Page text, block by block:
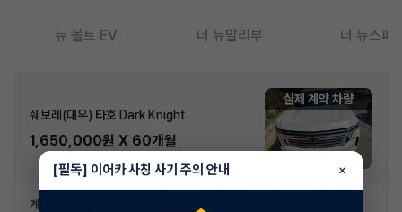
뉴 볼트 EV 더 뉴말리부 더 뉴스파
쉐보레(대우) 타호 Dark Knight
1,650,000원 X 60개월
실제 계약 차량
계약유형 신차가격
[필독] 이어카 사칭 사기 주의 안내 ×